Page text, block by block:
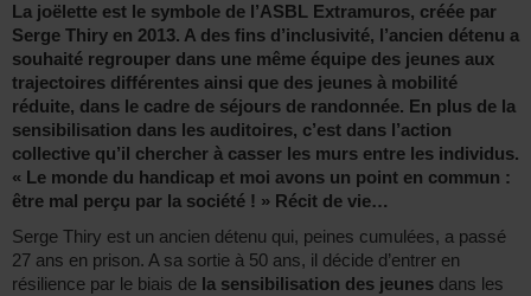
La joëlette est le symbole de l’ASBL Extramuros, créée par
Serge Thiry en 2013. A des fins d’inclusivité, l’ancien détenu a
souhaité regrouper dans une même équipe des jeunes aux
trajectoires différentes ainsi que des jeunes à mobilité
réduite, dans le cadre de séjours de randonnée. En plus de la
sensibilisation dans les auditoires, c’est dans l’action
collective qu’il chercher à casser les murs entre les individus.
« Le monde du handicap et moi avons un point en commun :
être mal perçu par la société ! » Récit de vie…
Serge Thiry est un ancien détenu qui, peines cumulées, a passé
27 ans en prison. A sa sortie à 50 ans, il décide d’entrer en
résilience par le biais de la sensibilisation des jeunes dans les